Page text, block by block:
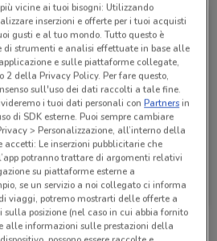
9.4 km
vicine ai tuoi bisogni: Utilizzando
inserzioni e offerte per i tuoi acquisti
gusti e al tuo mondo. Tutto questo è
di strumenti e analisi effettuate in base alle
e sulle piattaforme collegate,
della Privacy Policy. Per fare questo,
sull'uso dei dati raccolti a tale fine.
i tuoi dati personali conPartnersin
di SDK esterne. Puoi sempre cambiare
> Personalizzazione, all’interno della
accetti: Le inserzioni pubblicitarie che
potranno trattare di argomenti relativi
su piattaforme esterne a
se un servizio a noi collegato ci informa
viaggi, potremo mostrarti delle offerte a
posizione (nel caso in cui abbia fornito
alle informazioni sulle prestazioni della